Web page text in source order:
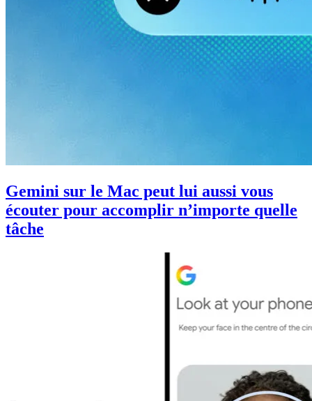
Gemini sur le Mac peut lui aussi vous
écouter pour accomplir n’importe quelle
tâche